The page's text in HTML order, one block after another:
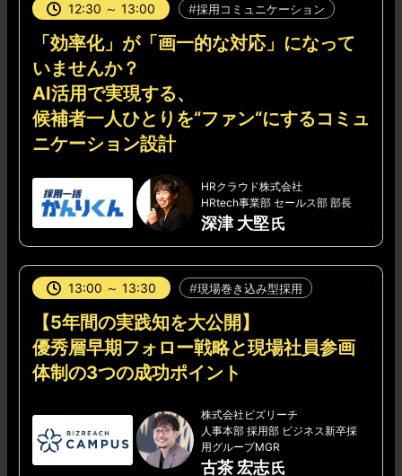
12:30 ～ 13:00 採用コミュニケーション
「効率化」が「画一的な対応」になって
いませんか？
AI活用で実現する、
候補者一人ひとりを“ファン“にするコミュ
ニケーション設計
HRクラウド株式会社
HRtech事業部 セールス部 部長
深津 大堅
13:00 ～ 13:30 現場巻き込み型採用
【5年間の実践知を大公開】
優秀層早期フォロー戦略と現場社員参画
体制の3つの成功ポイント
株式会社ビズリーチ
人事本部 採用部 ビジネス新卒採
用グループMGR
古茶 宏志